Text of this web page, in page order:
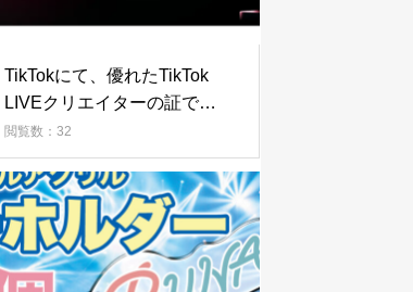
TikTokにて、優れたTikTok
LIVEクリエイターの証である
「LIVE Pro」認定制度を開
始！5名の人気LIVEクリエイ
ターが初代「LIVE Pro」に認
定！
閲覧数：32